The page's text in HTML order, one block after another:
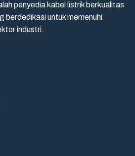
penyedia kabel listrik berkualitas
berdedikasi untuk memenuhi
industri.